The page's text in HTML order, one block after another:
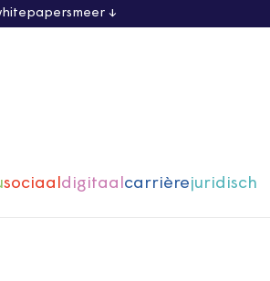
meer
sociaaldigitaalcarrièrejuridisch